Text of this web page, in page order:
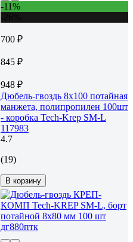
-11%
700 ₽
845 ₽
948 ₽
Дюбель-гвоздь 8х100 потайная
манжета, полипропилен 100шт
- коробка Tech-Krep SM-L
117983
4.7
(19)
В корзину